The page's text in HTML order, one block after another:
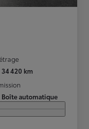
34 420 km
Boîte automatique